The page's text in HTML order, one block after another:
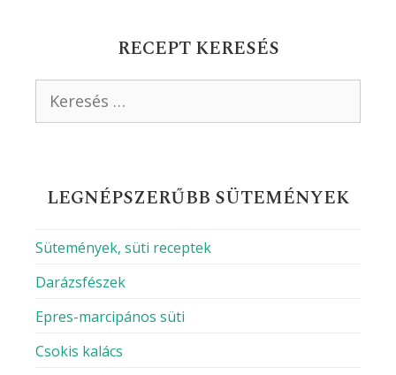
RECEPT KERESÉS
LEGNÉPSZERŰBB SÜTEMÉNYEK
Sütemények, süti receptek
Darázsfészek
Epres-marcipános süti
Csokis kalács